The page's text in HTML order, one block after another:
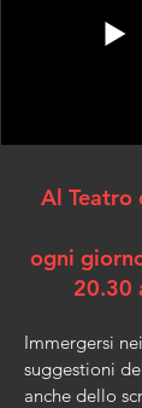
Al Teatro
ogni
20.30
Immergersi
suggestioni
anche dello